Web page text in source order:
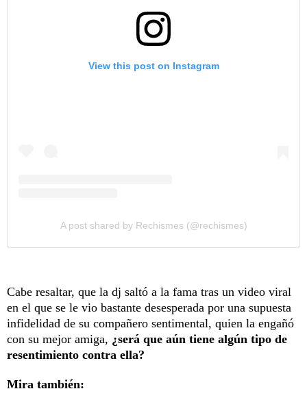
View this post on Instagram
A post shared by Rechismes (@rechismes)
Cabe resaltar, que la dj saltó a la fama tras un video viral
en el que se le vio bastante desesperada por una supuesta
infidelidad de su compañero sentimental, quien la engañó
con su mejor amiga, ¿será que aún tiene algún tipo de
resentimiento contra ella?
Mira también: